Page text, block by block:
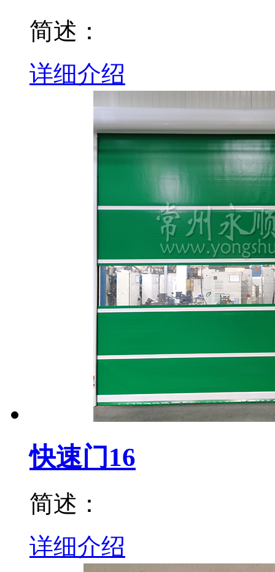
简述：
详细介绍
快速门16
简述：
详细介绍